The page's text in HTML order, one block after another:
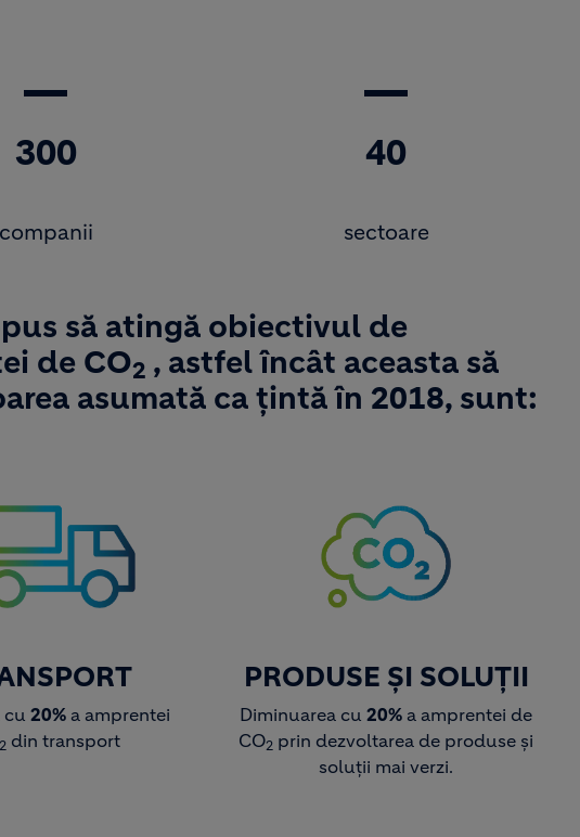
300
companii
40
sectoare
să atingă obiectivul de
de CO2 , astfel încât aceasta să
asumată ca țintă în 2018, sunt:
cu 20%a amprentei
din transport
PRODUSE ȘI SOLUȚII
Diminuarea cu 20% a amprentei de
CO2 prin dezvoltarea de produse și
soluții mai verzi.